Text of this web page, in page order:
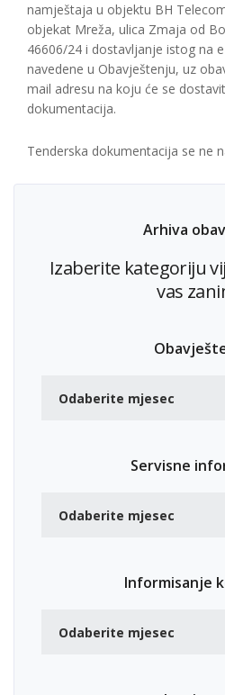
namještaja u objektu BH
objekat Mreža, ulica Zmaja od
46606/24 i dostavljanje istog na
navedene u Obavještenju, uz
mail adresu na koju će se
dokumentacija.
Tenderska dokumentacija se ne
Arhiva
Izaberite kategoriju
vas
Servisne
Informisanje